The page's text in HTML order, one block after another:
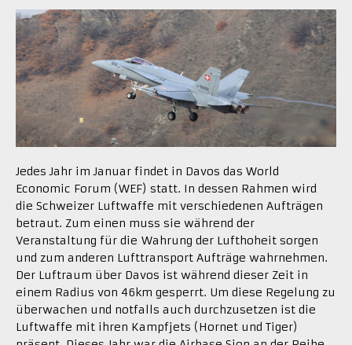
Jedes Jahr im Januar findet in Davos das World
Economic Forum (WEF) statt. In dessen Rahmen wird
die Schweizer Luftwaffe mit verschiedenen Aufträgen
betraut. Zum einen muss sie während der
Veranstaltung für die Wahrung der Lufthoheit sorgen
und zum anderen Lufttransport Aufträge wahrnehmen.
Der Luftraum über Davos ist während dieser Zeit in
einem Radius von 46km gesperrt. Um diese Regelung zu
überwachen und notfalls auch durchzusetzen ist die
Luftwaffe mit ihren Kampfjets (Hornet und Tiger)